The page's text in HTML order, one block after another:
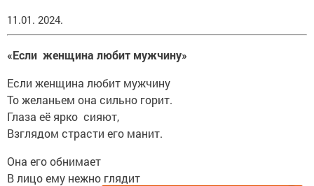
11.01. 2024.
«Если женщина любит мужчину»
Если женщина любит мужчину
То желаньем она сильно горит.
Глаза её ярко сияют,
Взглядом страсти его манит.
Она его обнимает
В лицо ему нежно глядит